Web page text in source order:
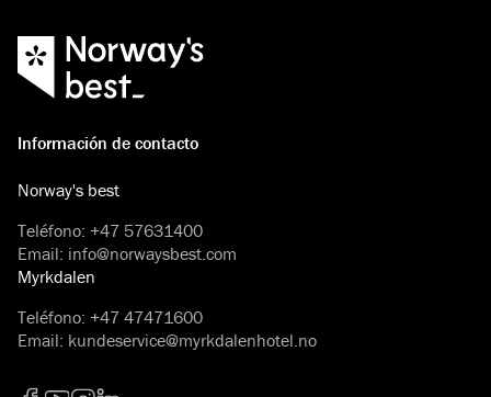
Información de contacto
Norway's best
Teléfono: +47 57631400
Email: info@norwaysbest.com
Myrkdalen
Teléfono: +47 47471600
Email: kundeservice@myrkdalenhotel.no